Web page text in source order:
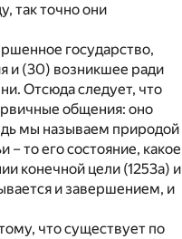
так точно они
государство,
и (30) возникшее ради
Отсюда следует, что
общения: оно
мы называем природой
то его состояние, какое
конечной цели (1253a) и
и завершением, и
что существует по